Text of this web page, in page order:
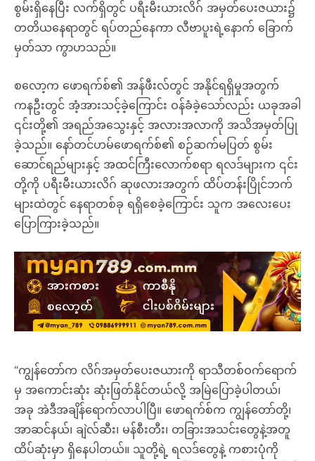
စွမ်းရှိနေပြီး လက်ရှိတွင် ပရီးမီးယားလိဂ် အမှတ်ပေးဇယား၌
တတိယနေရာတွင် ရပ်တည်နေကာ လီဗာပူးရဲ့နောက် ခြောက်
မှတ်သာ ကွာဟသည်။
စလော့က ဖောရက်စ်၏ အန်ဖီးလ်တွင် အနိုင်ရရှိမှုအတွက်
ကနဦးတွင် အံ့အားသင့်ခဲ့ကြောင်း ဝန်ခံခဲ့သော်လည်း ယခုအခါ
၎င်းတို့၏ အရည်အသွေးနှင့် အလားအလာကို အသိအမှတ်ပြု
ခဲ့သည်။ နော်တင်ဟမ်ဖောရက်စ်၏ စဉ်ဆက်မပြတ် စွမ်း
ဆောင်ရည်များနှင့် အထင်ကြီးလောက်စရာ ရလဒ်များက ၎င်း
တို့ကို ပရီးမီးယားလိဂ် ဆုဖလားအတွက် ထိပ်တန်းပြိုင်ဘက်
များထဲတွင် နေရာတစ်ခု ရရှိစေခဲ့ကြောင်း သူက အလေးပေး
ပြောကြားခဲ့သည်။
“ကျွန်တော်က လိဂ်အမှတ်ပေးဇယားကို ရာသီတစ်ဝက်ရောက်
မှ အကောင်းဆုံး ဆုံးဖြတ်နိုင်တယ်လို့ အမြဲပြောခဲ့ပါတယ်၊
အခု အဲဒီအချိန်ရောက်လာပါပြီ။ ဖောရက်စ်က ကျွန်တော်တို့၊
အာဆင်နယ်၊ ချဲလ်ဆီး၊ မန်စီးတီး၊ တခြားအသင်းတွေနဲ့အတူ
ထိပ်ဆုံးမှာ ရှိနေပါတယ်။ သူတို့ရဲ့ ရလဒ်တွေနဲ့ ကစားပုံကို